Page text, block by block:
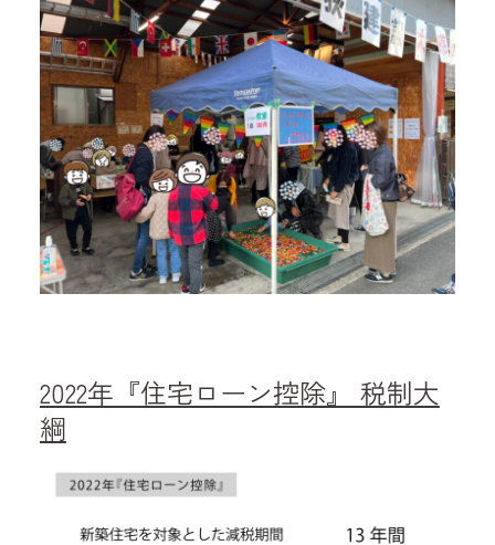
2022年『住宅ローン控除』 税制大
綱